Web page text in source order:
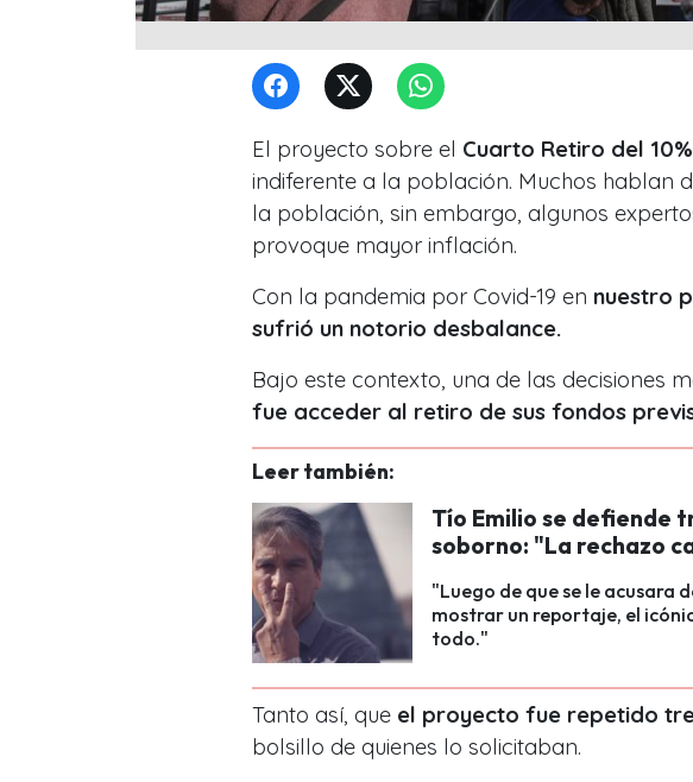
El proyecto sobre el Cuarto Retiro del
indiferente a la población. Muchos hablan
la población, sin embargo, algunos
provoque mayor inflación.
Con la pandemia por Covid-19 en nuestro
sufrió un notorio desbalance.
Bajo este contexto, una de las decisiones
fue acceder al retiro de sus fondos
Leer también:
Tío Emilio se defiende
soborno: "La rechazo
"Luego de que se le acusara
mostrar un reportaje, el
todo."
Tanto así, que el proyecto fue repetido
bolsillo de quienes lo solicitaban.